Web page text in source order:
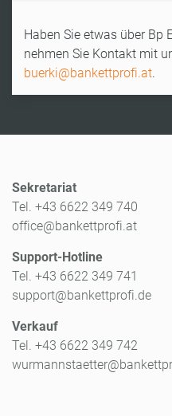
Haben Sie etwas über Bp
nehmen Sie Kontakt mit
buerki@bankettprofi.at.
Sekretariat
Tel. +43 6622 349 740
office@bankettprofi.at
Support-Hotline
Tel. +43 6622 349 741
support@bankettprofi.de
Verkauf
Tel. +43 6622 349 742